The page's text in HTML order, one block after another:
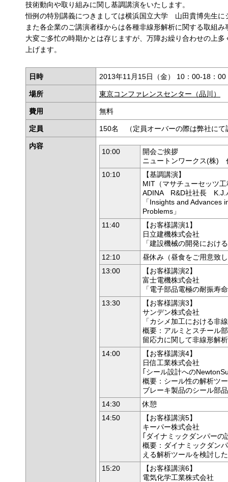
技術動向や取り組みに関し基調講演をいたします。
恒例の特別講義につきましては横浜国立大学 山田貴博先生に
また各企業のご講演者様からは各種非線形解析に関する取組
大変ご多忙の時期かとは存じますが、万障お繰り合わせの上
上げます。
日時 2013年11月15日（金） 10：00-18：
場所 東京コンファレンスセンター（品川）
費用 無料
定員 150名 （定員オーバーの際は弊社にて
内容
10:00
開会ご挨拶
ニュートンワークス(株)
10:10
【基調講演】
MIT（マサチューセッツ
ADINA R&D社社長 K.J.
「Insights and Advances
Problems」
11:40
【お客様講演1】
日立建機株式会社
「建設機械の開発におけ
12:10
昼休み（昼食をご用意致
13:00
【お客様講演2】
富士電機株式会社
「電子部品電極の耐振寿
13:30
【お客様講演3】
サンデン株式会社
「カシメ加工における非
概要：アルミとスチール
留応力に関して非線形解
14:00
【お客様講演4】
日信工業株式会社
｢シール設計への
概要：シール性の解析ツ
ブレーキ製品のシール部
14:30
休憩
14:50
【お客様講演5】
キーパー株式会社
｢ダイナミックダンパー
概要：ダイナミックダン
える解析ツールを検討し
15:20
【お客様講演6】
電気化学工業株式会社